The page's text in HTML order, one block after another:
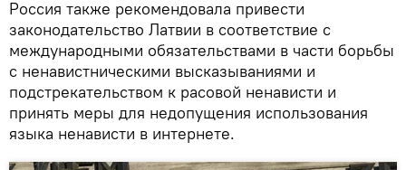
Россия также рекомендовала привести
законодательство Латвии в соответствие с
международными обязательствами в части борьбы
с ненавистническими высказываниями и
подстрекательством к расовой ненависти и
принять меры для недопущения использования
языка ненависти в интернете.